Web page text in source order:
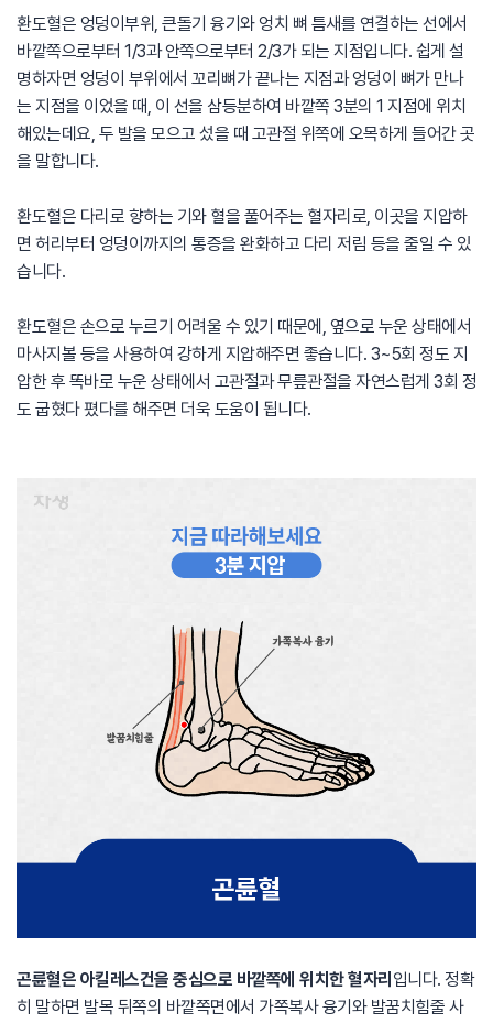
환도혈은 엉덩이부위, 큰돌기 융기와 엉치 뼈 틈새를 연결하는 선에서
바깥쪽으로부터 1/3과 안쪽으로부터 2/3가 되는 지점입니다. 쉽게 설
명하자면 엉덩이 부위에서 꼬리뼈가 끝나는 지점과 엉덩이 뼈가 만나
는 지점을 이었을 때, 이 선을 삼등분하여 바깥쪽 3분의 1 지점에 위치
해있는데요, 두 발을 모으고 섰을 때 고관절 위쪽에 오목하게 들어간 곳
을 말합니다.
환도혈은 다리로 향하는 기와 혈을 풀어주는 혈자리로, 이곳을 지압하
면 허리부터 엉덩이까지의 통증을 완화하고 다리 저림 등을 줄일 수 있
습니다.
환도혈은 손으로 누르기 어려울 수 있기 때문에, 옆으로 누운 상태에서
마사지볼 등을 사용하여 강하게 지압해주면 좋습니다. 3~5회 정도 지
압한 후 똑바로 누운 상태에서 고관절과 무릎관절을 자연스럽게 3회 정
도 굽혔다 폈다를 해주면 더욱 도움이 됩니다.
곤륜혈은 아킬레스건을 중심으로 바깥쪽에 위치한 혈자리 입니다. 정확
히 말하면 발목 뒤쪽의 바깥쪽면에서 가쪽복사 융기와 발꿈치힘줄 사